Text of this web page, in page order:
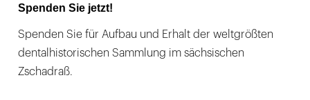
Spenden Sie jetzt!
Spenden Sie für Aufbau und Erhalt der weltgrößten
dentalhistorischen Sammlung im sächsischen
Zschadraß.